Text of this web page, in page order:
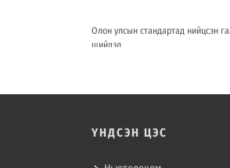
Олон улсын стандартад нийцсэн
шийдэл
ҮНДСЭН ЦЭС